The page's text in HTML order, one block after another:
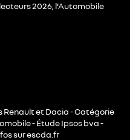
2026, l’Automobile
Renault et Dacia - Catégorie
- Étude Ipsos bva -
sur escda.fr